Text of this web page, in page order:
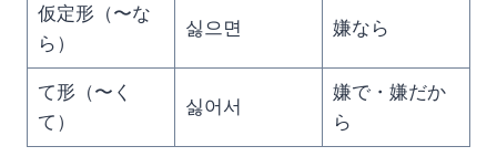
仮定形（〜な
ら）
싫으면 嫌なら
て形（〜く
て）
싫어서
嫌で・嫌だか
ら